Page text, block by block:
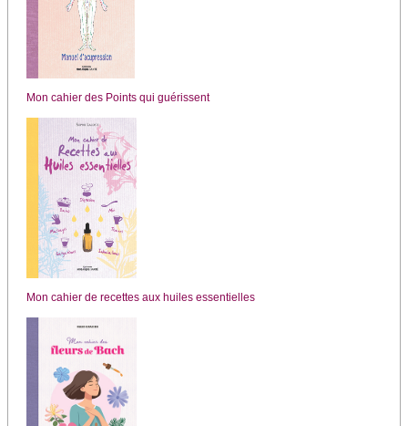
Mon cahier des Points qui guérissent
Mon cahier de recettes aux huiles essentielles